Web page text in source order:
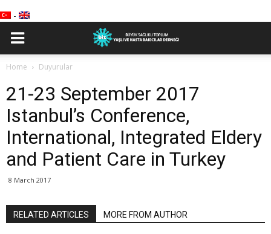
-
Home Duyurular
21-23 September 2017
Istanbul’s Conference,
International, Integrated Eldery
and Patient Care in Turkey
8 March 2017
RELATED ARTICLES MORE FROM AUTHOR